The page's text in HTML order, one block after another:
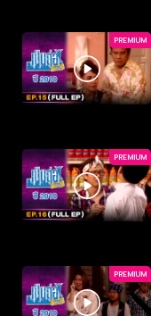
PREMIUM
PREMIUM
PREMIUM